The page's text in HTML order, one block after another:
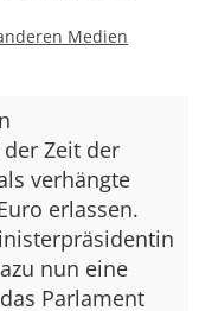
Medien
Zeit der
verhängte
erlassen.
nun eine
Parlament